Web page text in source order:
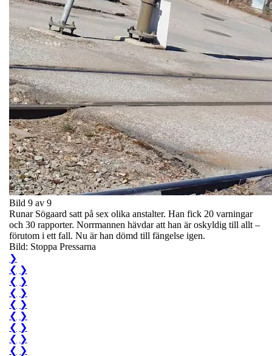
Bild 9 av 9
Runar Sögaard satt på sex olika anstalter. Han fick 20 varningar
och 30 rapporter. Norrmannen hävdar att han är oskyldig till allt –
förutom i ett fall. Nu är han dömd till fängelse igen.
Bild: Stoppa Pressarna
❯
❮ ❯
❮ ❯
❮ ❯
❮ ❯
❮ ❯
❮ ❯
❮ ❯
❮ ❯